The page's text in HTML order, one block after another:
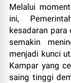
​Melalui
ini,
kesadaran para
semakin
menjadi kunci
Kampar yang
saing tinggi